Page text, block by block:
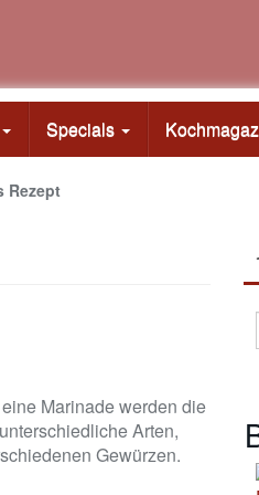
Specials
Rezept
Marinade werden die
Arten,
Gewürzen.